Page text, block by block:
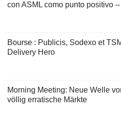
con ASML como punto positivo
Bourse : Publicis, Sodexo et
Delivery Hero
Morning Meeting: Neue Welle
völlig erratische Märkte